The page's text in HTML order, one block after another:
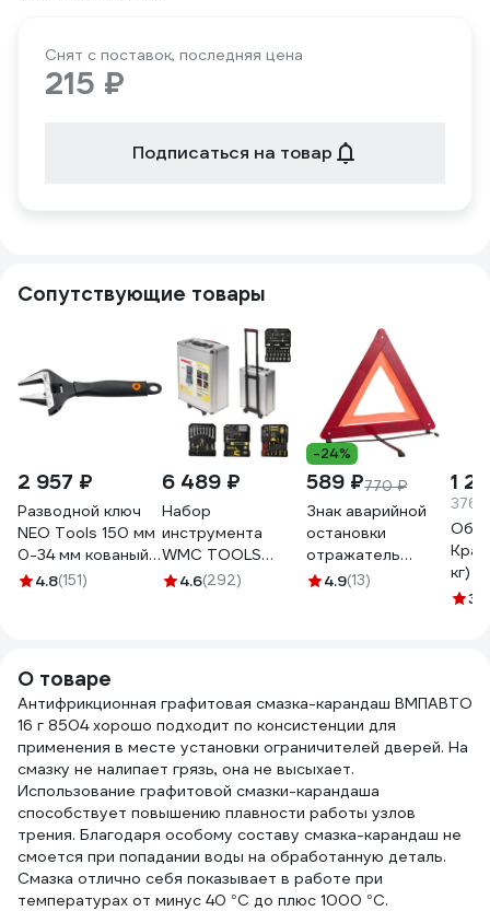
Снят с поставок, последняя цена
215 ₽
Подписаться на товар
Сопутствующие товары
2 957 ₽
Разводной ключ
NEO Tools 150 мм
0-34 мм кованый
03-015
4.8(151)
6 489 ₽
Набор
инструмента
WMC TOOLS
1/4"&1/2"DR 6
4.6(292)
-24%
589 ₽770 ₽
Знак аварийной
остановки
отражатель
DolleX, кейс RFT-
4.9(13)
1
кг)
3.1
О товаре
Антифрикционная графитовая смазка-карандаш ВМПАВТО
16 г 8504 хорошо подходит по консистенции для
применения в месте установки ограничителей дверей. На
смазку не налипает грязь, она не высыхает.
Использование графитовой смазки-карандаша
способствует повышению плавности работы узлов
трения. Благодаря особому составу смазка-карандаш не
смоется при попадании воды на обработанную деталь.
Смазка отлично себя показывает в работе при
температурах от минус 40 °С до плюс 1000 °С.